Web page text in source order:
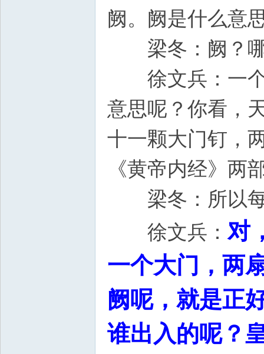
阙。阙是什么意
梁冬：阙？哪
徐文兵：一个
意思呢？你看，
十一颗大门钉，
《黄帝内经》两
梁冬：所以每
徐文兵： 对
一个大门，两
阙呢，就是正
谁出入的呢？